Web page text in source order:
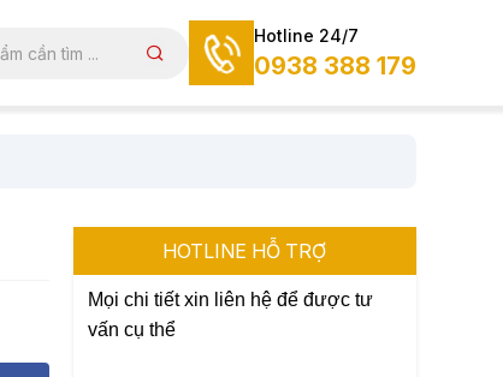
Hotline 24/7
0938 388 179
HOTLINE HỖ TRỢ
Mọi chi tiết xin liên hệ để được tư
vấn cụ thể